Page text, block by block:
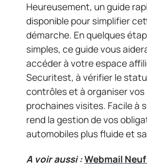
Heureusement, un guide
disponible pour simplifier
démarche. En quelques
simples, ce guide vous
accéder à votre espace
Securitest, à vérifier le
contrôles et à organiser vos
prochaines visites. Facile à
rend la gestion de vos
automobiles plus fluide et
A voir aussi :Webmail